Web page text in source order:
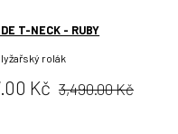
T-NECK - RUBY
rolák
Kč Původní
3,490.00 Kč